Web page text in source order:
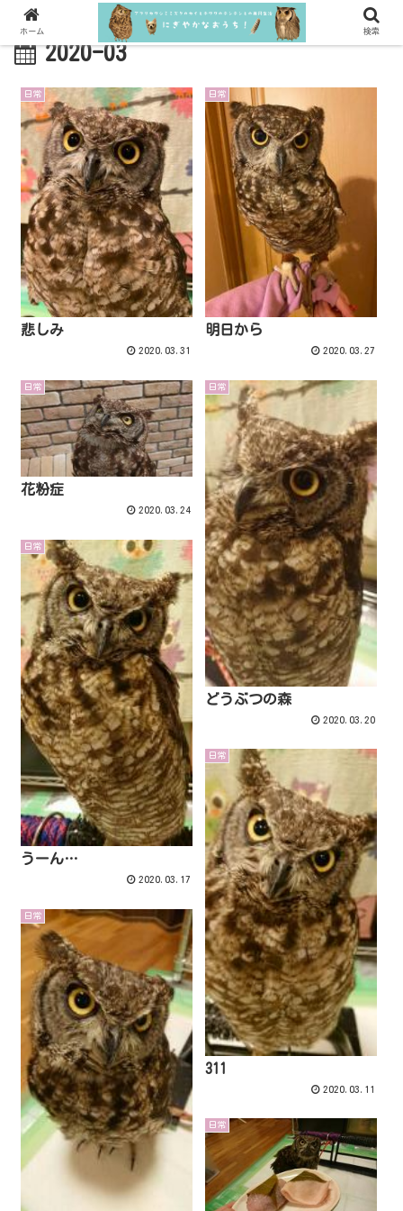
2020-03
日常
悲しみ
2020.03.31
日常
明日から
2020.03.27
日常
花粉症
2020.03.24
日常
どうぶつの森
2020.03.20
日常
うーん…
2020.03.17
日常
311
2020.03.11
日常
日常
ホーム 検索